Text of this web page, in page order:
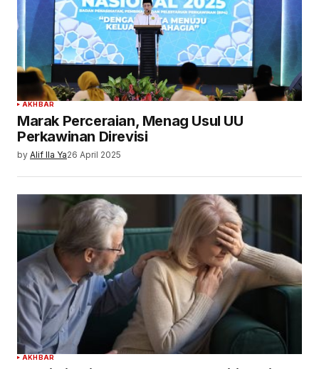
AKHBAR
Marak Perceraian, Menag Usul UU
Perkawinan Direvisi
by Alif Ila Ya26 April 2025
AKHBAR